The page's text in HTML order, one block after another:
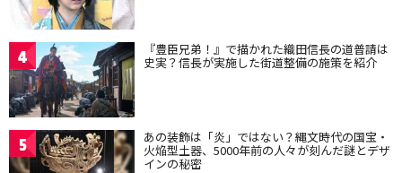
4 『豊臣兄弟！』で描かれた織田信長の道普請は
史実？信長が実施した街道整備の施策を紹介
5 あの装飾は「炎」ではない？縄文時代の国宝・
火焔型土器、5000年前の人々が刻んだ謎とデザ
インの秘密